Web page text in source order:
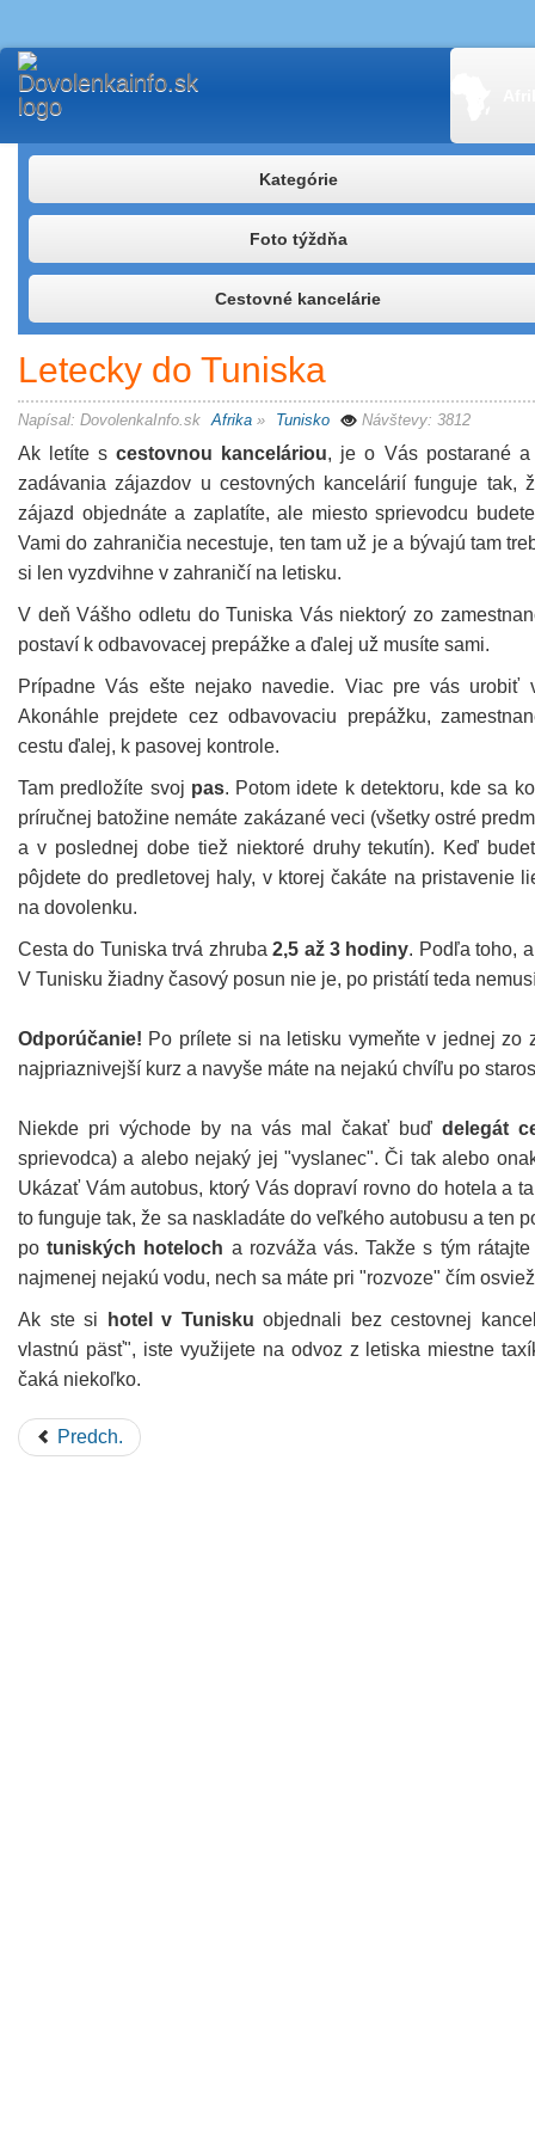
Kategórie
Foto týždňa
Cestovné kancelárie
Letecky do Tuniska
Napísal: DovolenkaInfo.sk Afrika » Tunisko Návštevy: 3812
Ak letíte scestovnou kanceláriou, je o Vás postarané
zadávania zájazdov u cestovných kancelárií funguje tak,
zájazd objednáte a zaplatíte, ale miesto sprievodcu
Vami do zahraničia necestuje, ten tam už je a bývajú tam
si len vyzdvihne v zahraničí na letisku.
V deň Vášho odletu do Tuniska Vás niektorý zo
postaví k odbavovacej prepážke a ďalej už musíte sami.
Prípadne Vás ešte nejako navedie. Viac pre vás urobiť
Akonáhle prejdete cez odbavovaciu prepážku,
cestu ďalej, k pasovej kontrole.
Tam predložíte svoj pas. Potom idete k detektoru, kde sa
príručnej batožine nemáte zakázané veci (všetky ostré
a v poslednej dobe tiež niektoré druhy tekutín). Keď
pôjdete do predletovej haly, v ktorej čakáte na pristavenie
na dovolenku.
Cesta do Tuniska trvá zhruba2,5 až 3 hodiny. Podľa toho,
V Tunisku žiadny časový posun nie je, po pristátí teda
Odporúčanie! Po prílete si na letisku vymeňte v jednej zo
najpriaznivejší kurz a navyše máte na nejakú chvíľu po
Niekde pri východe by na vás mal čakať buď delegát
sprievodca) a alebo nejaký jej "vyslanec". Či tak alebo
Ukázať Vám autobus, ktorý Vás dopraví rovno do hotela a
to funguje tak, že sa naskladáte do veľkého autobusu a ten
potuniských hoteloch a rozváža vás. Takže s tým
najmenej nejakú vodu, nech sa máte pri "rozvoze" čím
Ak ste si hotel v Tunisku objednali bez cestovnej
vlastnú päsť", iste využijete na odvoz z letiska miestne
čaká niekoľko.
Predch.